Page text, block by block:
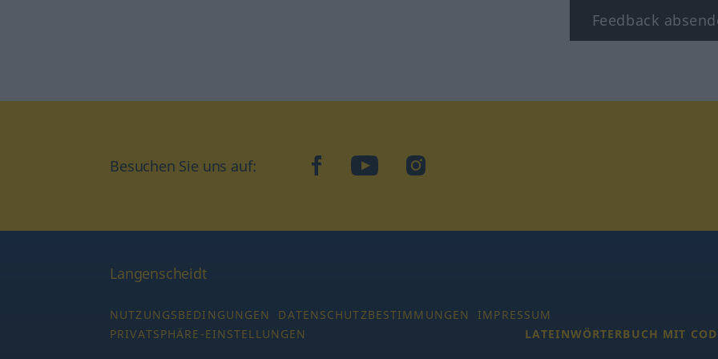
Feedback
Besuchen Sie uns auf: facebookYouTubeInstagram
Langenscheidt
NUTZUNGSBEDINGUNGEN DATENSCHUTZBESTIMMUNGEN
IMPRESSUM
PRIVATSPHÄRE-EINSTELLUNGEN
LATEINWÖRTERBUCH MIT